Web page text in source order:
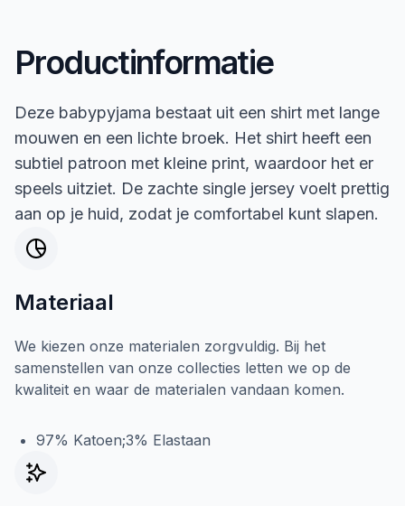
Productinformatie
Deze babypyjama bestaat uit een shirt met lange
mouwen en een lichte broek. Het shirt heeft een
subtiel patroon met kleine print, waardoor het er
speels uitziet. De zachte single jersey voelt prettig
aan op je huid, zodat je comfortabel kunt slapen.
Materiaal
We kiezen onze materialen zorgvuldig. Bij het
samenstellen van onze collecties letten we op de
kwaliteit en waar de materialen vandaan komen.
97% Katoen;3% Elastaan